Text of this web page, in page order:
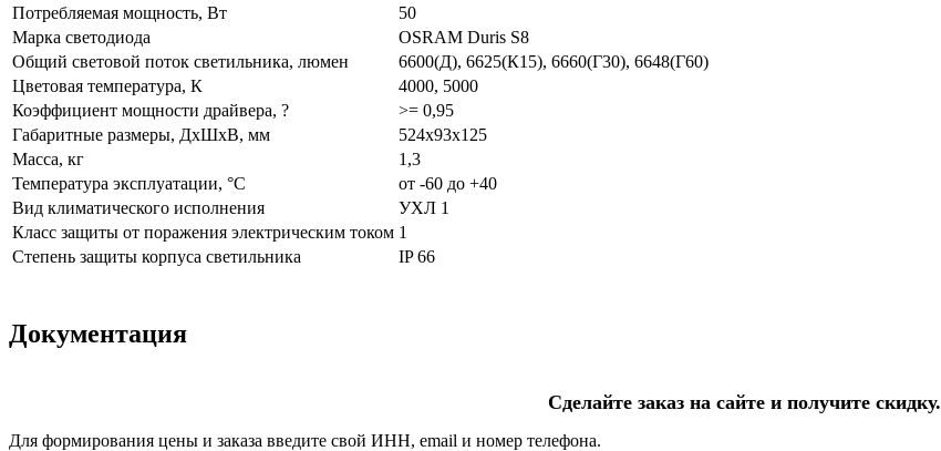
Потребляемая мощность, Вт
50
Марка светодиода
OSRAM Duris S8
Общий световой поток светильника, люмен
6600(Д), 6625(К15), 6660(Г30), 6648(Г60)
Цветовая температура, К
4000, 5000
Коэффициент мощности драйвера, ?
>= 0,95
Габаритные размеры, ДхШхВ, мм
524х93х125
Масса, кг
1,3
Температура эксплуатации, °С
от -60 до +40
Вид климатического исполнения
УХЛ 1
Класс защиты от поражения электрическим током 1
Степень защиты корпуса светильника
IP 66
Документация
Сделайте заказ на сайте и получите скидку.
Для формирования цены и заказа введите свой ИНН, email и номер телефона.